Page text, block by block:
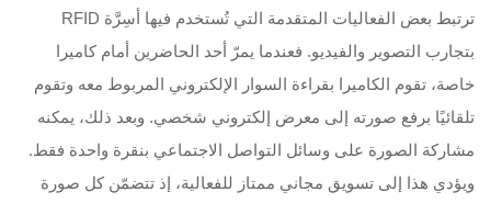
ترتبط بعض الفعاليات المتقدمة التي تُستخدم فيها أسِرَّة RFID
بتجارب التصوير والفيديو. فعندما يمرّ أحد الحاضرين أمام كاميرا
خاصة، تقوم الكاميرا بقراءة السوار الإلكتروني المربوط معه وتقوم
تلقائيًا برفع صورته إلى معرض إلكتروني شخصي. وبعد ذلك، يمكنه
مشاركة الصورة على وسائل التواصل الاجتماعي بنقرة واحدة فقط.
ويؤدي هذا إلى تسويق مجاني ممتاز للفعالية، إذ تتضمّن كل صورة